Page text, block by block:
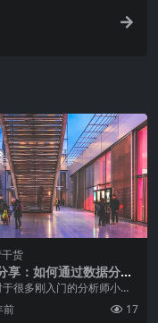
货
享：如何通过数据分析
动效果评估
很多刚入门的分析师小白
评估活动效果、洞察业务机
有工作中最可...
前 17